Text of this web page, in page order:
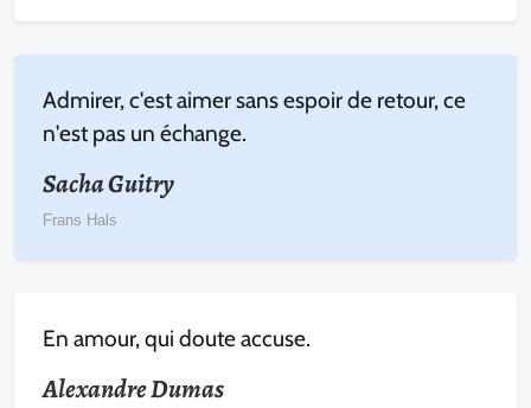
Admirer, c'est aimer sans espoir de retour, ce
n'est pas un échange.
Sacha Guitry
Frans Hals
En amour, qui doute accuse.
Alexandre Dumas